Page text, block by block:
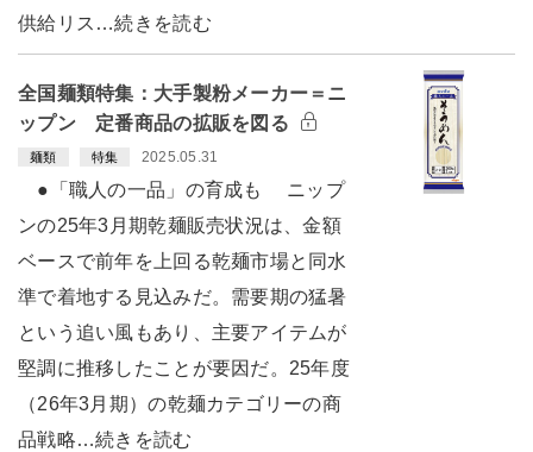
供給リス…続きを読む
全国麺類特集：大手製粉メーカー＝ニ
ップン 定番商品の拡販を図る
麺類 特集 2025.05.31
●「職人の一品」の育成も ニップ
ンの25年3月期乾麺販売状況は、金額
ベースで前年を上回る乾麺市場と同水
準で着地する見込みだ。需要期の猛暑
という追い風もあり、主要アイテムが
堅調に推移したことが要因だ。25年度
（26年3月期）の乾麺カテゴリーの商
品戦略…続きを読む